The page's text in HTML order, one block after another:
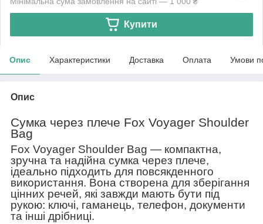
Купити
Опис Характеристики Доставка Оплата Умови
Опис
Сумка через плече Fox Voyager Shoulder
Bag
Fox Voyager Shoulder Bag — компактна,
зручна та надійна сумка через плече,
ідеально підходить для повсякденного
використання. Вона створена для зберігання
цінних речей, які завжди мають бути під
рукою: ключі, гаманець, телефон, документи
та інші дрібниці.